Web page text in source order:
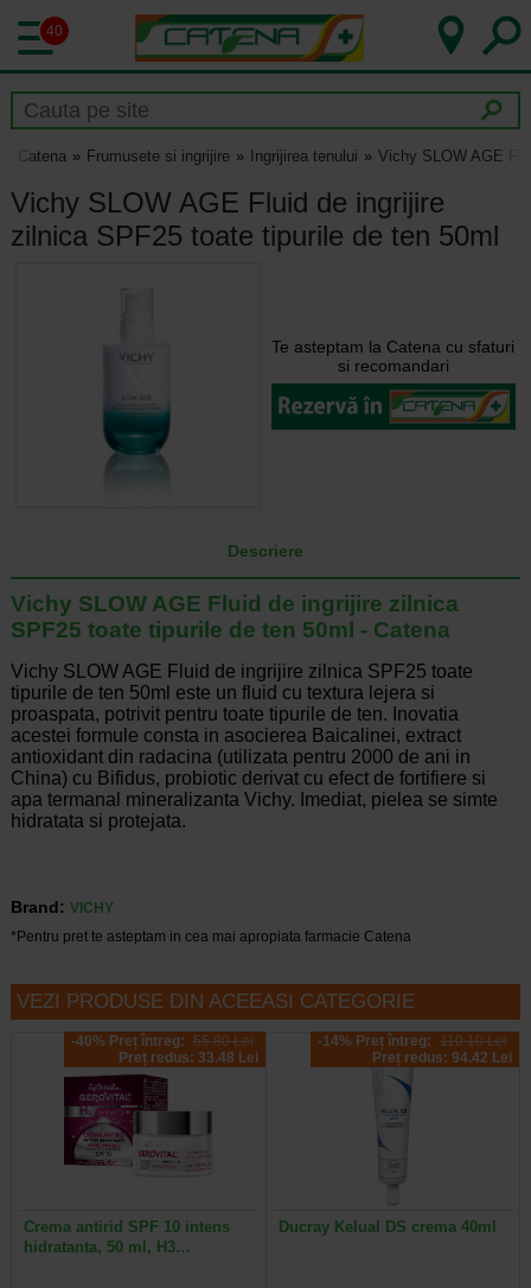
40
Catena Frumusete si ingrijire Ingrijirea tenului Vichy SLOW AGE
Vichy SLOW AGE Fluid de ingrijire
zilnica SPF25 toate tipurile de ten 50ml
Te asteptam la Catena cu sfaturi
si recomandari
Descriere
Vichy SLOW AGE Fluid de ingrijire zilnica
SPF25 toate tipurile de ten 50ml - Catena
Vichy SLOW AGE Fluid de ingrijire zilnica SPF25 toate
tipurile de ten 50ml este un fluid cu textura lejera si
proaspata, potrivit pentru toate tipurile de ten. Inovatia
acestei formule consta in asocierea Baicalinei, extract
antioxidant din radacina (utilizata pentru 2000 de ani in
China) cu Bifidus, probiotic derivat cu efect de fortifiere si
apa termanal mineralizanta Vichy. Imediat, pielea se simte
hidratata si protejata.
Brand: VICHY
*Pentru pret te asteptam in cea mai apropiata farmacie Catena
VEZI PRODUSE DIN ACEEASI CATEGORIE
-40% Preț întreg: 55.80 Lei
Preț redus: 33.48 Lei
Crema antirid SPF 10 intens
hidratanta, 50 ml, H3…
-14% Preț întreg: 110.10 Lei
Preț redus: 94.42 Lei
Ducray Kelual DS crema 40ml